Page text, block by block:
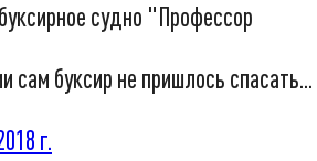
судно "Профессор
сам буксир не пришлось спасать...
г.